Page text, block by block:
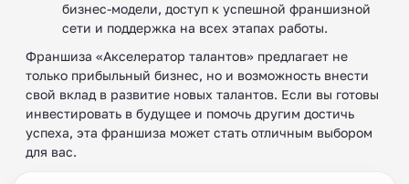
бизнес-модели, доступ к успешной франшизной
сети и поддержка на всех этапах работы.
Франшиза «Акселератор талантов» предлагает не
только прибыльный бизнес, но и возможность внести
свой вклад в развитие новых талантов. Если вы готовы
инвестировать в будущее и помочь другим достичь
успеха, эта франшиза может стать отличным выбором
для вас.